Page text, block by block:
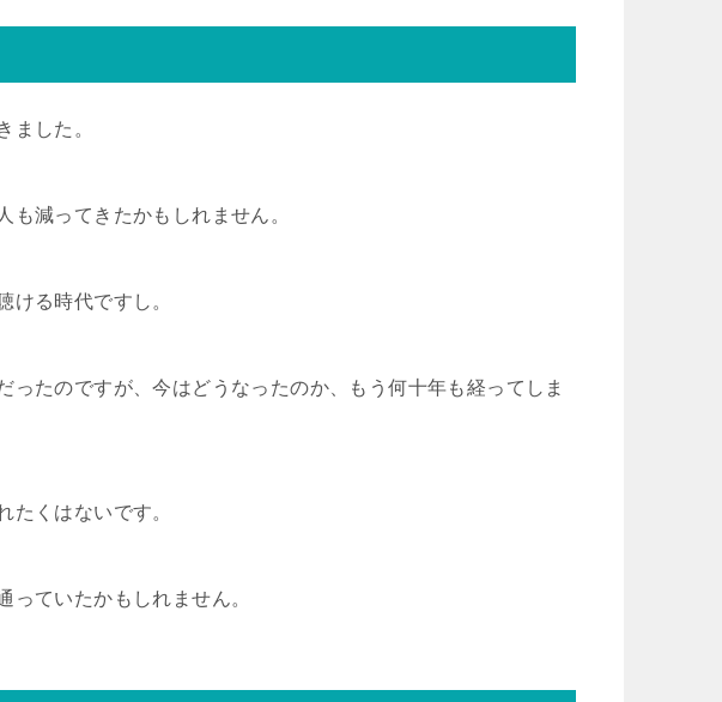
ました。
減ってきたかもしれません。
ける時代ですし。
ったのですが、今はどうなったのか、もう何十年も経ってしま
たくはないです。
っていたかもしれません。